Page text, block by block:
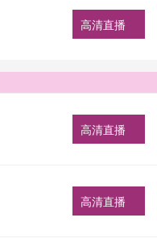
高清直播
高清直播
高清直播